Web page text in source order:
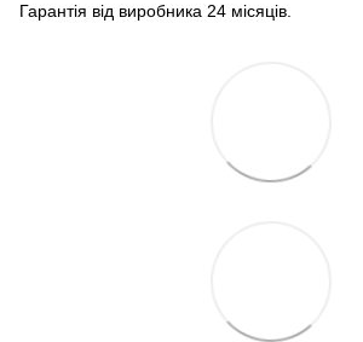
Гарантія від виробника 24 місяців.